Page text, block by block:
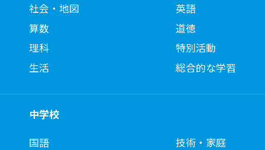
社会・地図
算数
理科
生活
英語
道徳
特別活動
総合的な学習
中学校
国語
技術・家庭